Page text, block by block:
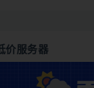
价服务器